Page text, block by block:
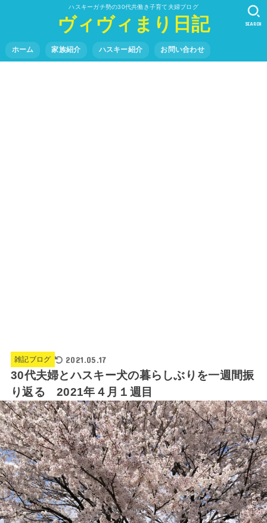
ハスキーガチ勢の30代共働き子育て夫婦ブログ
ヴィヴィまり日記
ホーム 家族紹介 ハスキー紹介 お問い合わせ
SEARCH
雑記ブログ 2021.05.17
30代夫婦とハスキー犬の暮らしぶりを一週間振
り返る 2021年４月１週目